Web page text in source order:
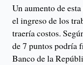
Un aumento de
el ingreso de los
traería costos.
de 7 puntos podría
Banco de la